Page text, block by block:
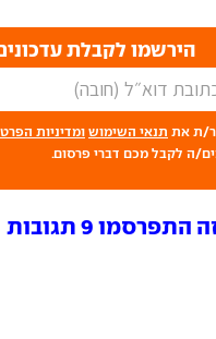
הירשמו לקבלת
ת את תנאי השימושומדיניות
ה לקבל מכם דברי פרסום.
9 תגובות